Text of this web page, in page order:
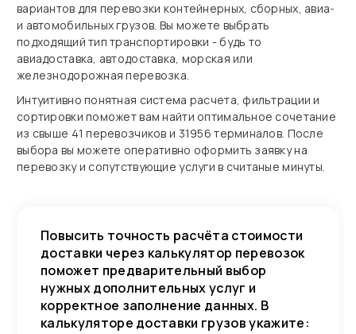
вариантов для перевозки контейнерных, сборных, авиа‑
и автомобильных грузов. Вы можете выбрать
подходящий тип транспортировки - будь то
авиадоставка, автодоставка, морская или
железнодорожная перевозка.
Интуитивно понятная система расчета, фильтрации и
сортировки поможет вам найти оптимальное сочетание
из свыше 41 перевозчиков и 31956 терминалов. После
выбора вы можете оперативно оформить заявку на
перевозку и сопутствующие услуги в считаные минуты.
Повысить точность расчёта стоимости
доставки через калькулятор перевозок
поможет предварительный выбор
нужных дополнительных услуг и
корректное заполнение данных. В
калькуляторе доставки грузов укажите: